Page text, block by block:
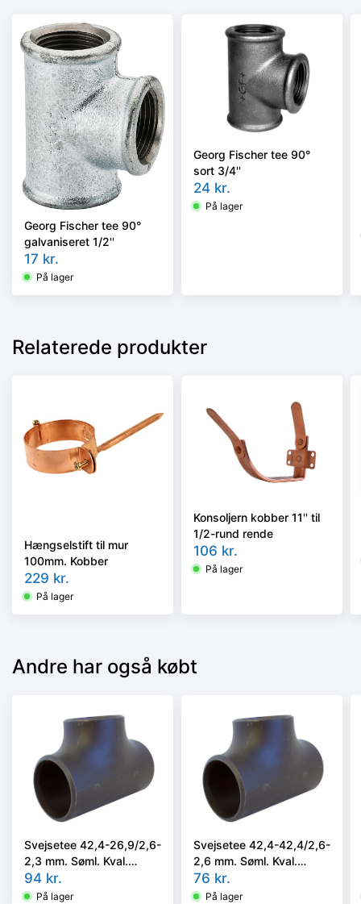
Georg Fischer tee 90°
galvaniseret 1/2''
17 kr.
På lager
Georg Fischer tee 90°
sort 3/4''
24 kr.
På lager
Relaterede produkter
Hængselstift til mur
100mm. Kobber
229 kr.
På lager
Konsoljern kobber 11'' til
1/2-rund rende
106 kr.
På lager
Andre har også købt
Svejsetee 42,4-26,9/2,6-
2,3 mm. Søml. Kval.
P235GH, EN 10253-
2/rk2 type A.
94 kr.
På lager
Svejsetee 42,4-42,4/2,6-
2,6 mm. Søml. Kval.
P235GH, EN 10253-
2/rk2 type A.
76 kr.
På lager